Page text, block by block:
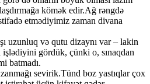
kömək edir.Ağ rəngdə
etmədiyimiz zaman divana
uzunluq və qutu dizaynı var – lakin
gördük, çünki o, sınaqdan
batmadı.
sevirik.Tünd boz yastıqlar çox